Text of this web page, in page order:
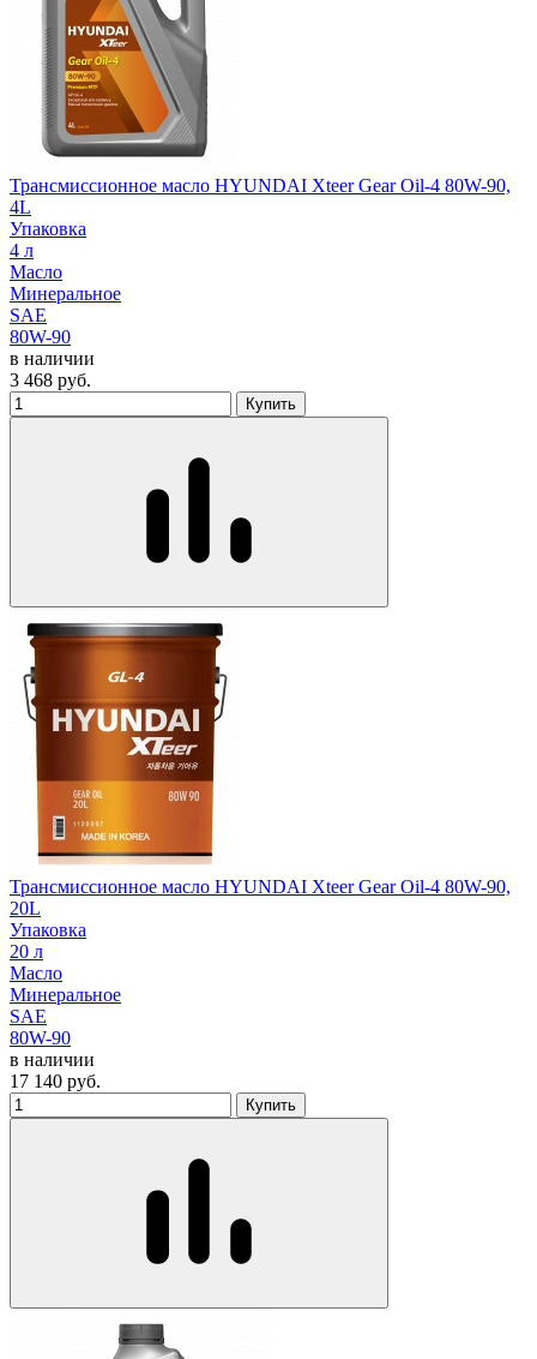
Трансмиссионное масло HYUNDAI Xteer Gear Oil-4 80W-90,
4L
Упаковка
4 л
Масло
Минеральное
SAE
80W-90
в наличии
3 468 руб.
Купить
Трансмиссионное масло HYUNDAI Xteer Gear Oil-4 80W-90,
20L
Упаковка
20 л
Масло
Минеральное
SAE
80W-90
в наличии
17 140 руб.
Купить